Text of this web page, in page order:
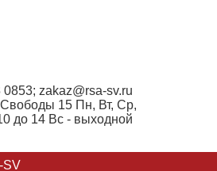
zakaz@rsa-sv.ru
15 Пн, Вт, Ср,
до 14 Вс - выходной
SV